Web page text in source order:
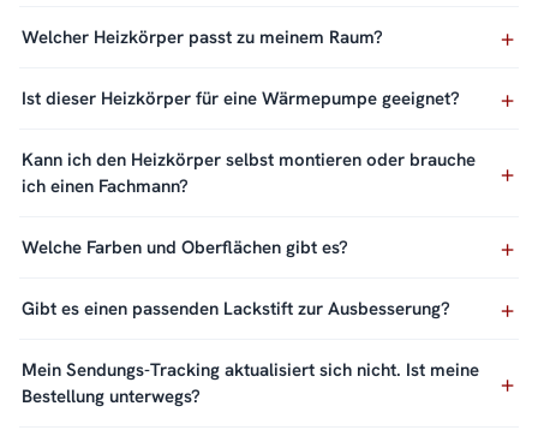
Welcher Heizkörper passt zu meinem Raum?
Ist dieser Heizkörper für eine Wärmepumpe geeignet?
Kann ich den Heizkörper selbst montieren oder brauche
ich einen Fachmann?
Welche Farben und Oberflächen gibt es?
Gibt es einen passenden Lackstift zur Ausbesserung?
Mein Sendungs-Tracking aktualisiert sich nicht. Ist meine
Bestellung unterwegs?